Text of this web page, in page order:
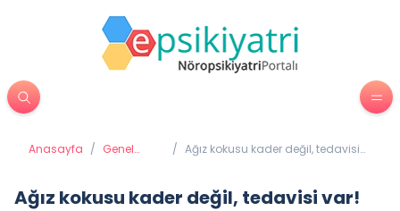
Anasayfa / Genel
/ Ağız kokusu kader değil, tedavisi
Ağız kokusu kader değil, tedavisi var!